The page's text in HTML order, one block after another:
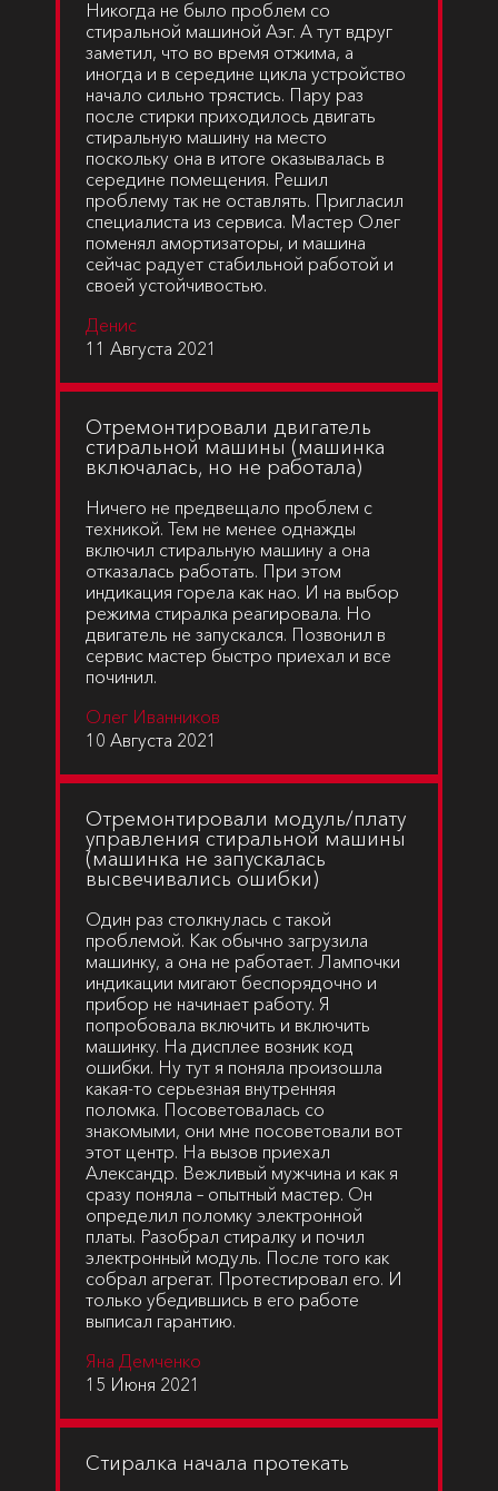
Никогда не было проблем со
стиральной машиной Аэг. А тут вдруг
заметил, что во время отжима, а
иногда и в середине цикла устройство
начало сильно трястись. Пару раз
после стирки приходилось двигать
стиральную машину на место
поскольку она в итоге оказывалась в
середине помещения. Решил
проблему так не оставлять. Пригласил
специалиста из сервиса. Мастер Олег
поменял амортизаторы, и машина
сейчас радует стабильной работой и
своей устойчивостью.
Денис
11 Августа 2021
Отремонтировали двигатель
стиральной машины (машинка
включалась, но не работала)
Ничего не предвещало проблем с
техникой. Тем не менее однажды
включил стиральную машину а она
отказалась работать. При этом
индикация горела как нао. И на выбор
режима стиралка реагировала. Но
двигатель не запускался. Позвонил в
сервис мастер быстро приехал и все
починил.
Олег Иванников
10 Августа 2021
Отремонтировали модуль/плату
управления стиральной машины
(машинка не запускалась
высвечивались ошибки)
Один раз столкнулась с такой
проблемой. Как обычно загрузила
машинку, а она не работает. Лампочки
индикации мигают беспорядочно и
прибор не начинает работу. Я
попробовала включить и включить
машинку. На дисплее возник код
ошибки. Ну тут я поняла произошла
какая-то серьезная внутренняя
поломка. Посоветовалась со
знакомыми, они мне посоветовали вот
этот центр. На вызов приехал
Александр. Вежливый мужчина и как я
сразу поняла – опытный мастер. Он
определил поломку электронной
платы. Разобрал стиралку и почил
электронный модуль. После того как
собрал агрегат. Протестировал его. И
только убедившись в его работе
выписал гарантию.
Яна Демченко
15 Июня 2021
Стиралка начала протекать